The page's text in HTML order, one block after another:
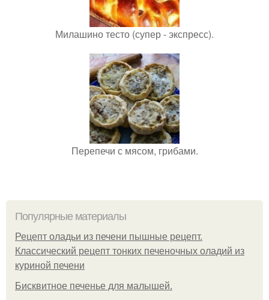
Милашино тесто (супер - экспресс).
Перепечи с мясом, грибами.
Популярные материалы
Рецепт оладьи из печени пышные рецепт.
Классический рецепт тонких печеночных оладий из
куриной печени
Бисквитное печенье для малышей.